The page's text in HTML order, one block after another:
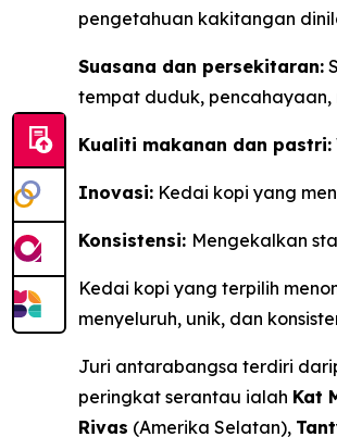
pengetahuan kakitangan
Suasana dan persekitaran:
tempat duduk, pencahayaan,
Kualiti makanan dan pastri:
Inovasi: Kedai kopi yang
Konsistensi: Mengekalkan
Kedai kopi yang terpilih
menyeluruh, unik, dan
Juri antarabangsa terdiri
peringkat serantau ialah Kat
Rivas (Amerika Selatan),